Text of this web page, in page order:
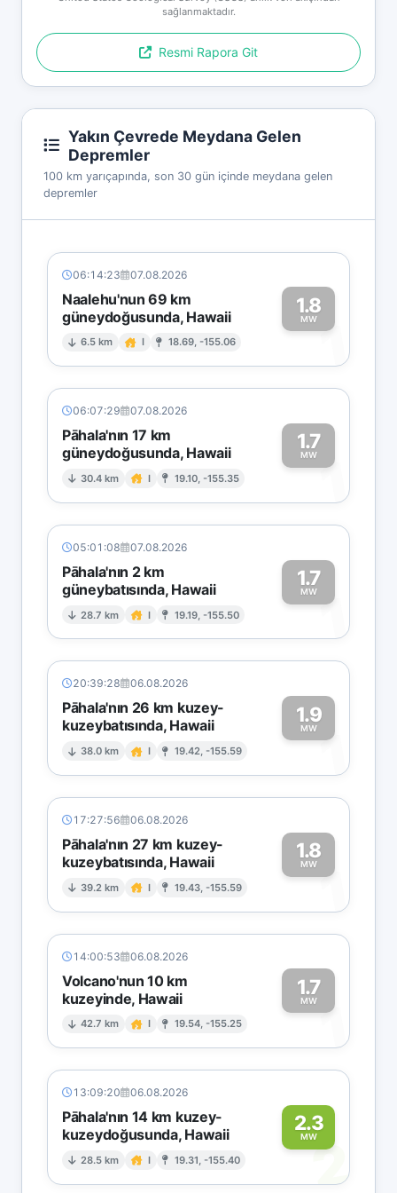
sağlanmaktadır.
Resmi Rapora Git
Yakın Çevrede Meydana Gelen
Depremler
100 km yarıçapında, son 30 gün içinde meydana gelen
depremler
06:14:23 07.08.2026
Naalehu'nun 69 km
güneydoğusunda, Hawaii
6.5 km I 18.69, -155.06
1.8
MW1
06:07:29 07.08.2026
Pāhala'nın 17 km
güneydoğusunda, Hawaii
30.4 km I 19.10, -155.35
1.7
MW1
05:01:08 07.08.2026
Pāhala'nın 2 km
güneybatısında, Hawaii
28.7 km I 19.19, -155.50
1.7
MW1
20:39:28 06.08.2026
Pāhala'nın 26 km kuzey-
kuzeybatısında, Hawaii
38.0 km I 19.42, -155.59
1.9
MW1
17:27:56 06.08.2026
Pāhala'nın 27 km kuzey-
kuzeybatısında, Hawaii
39.2 km I 19.43, -155.59
1.8
MW1
14:00:53 06.08.2026
Volcano'nun 10 km
kuzeyinde, Hawaii
42.7 km I 19.54, -155.25
1.7
MW1
13:09:20 06.08.2026
Pāhala'nın 14 km kuzey-
kuzeydoğusunda, Hawaii
28.5 km I 19.31, -155.40
2.3
MW
2